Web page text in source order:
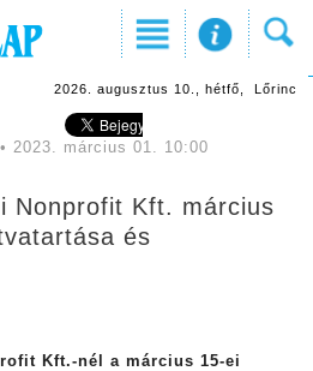
2026. augusztus 10., hétfő, Lőrinc
• 2023. március 01. 10:00
Nonprofit Kft. március
és
Kft.-nél a március 15-ei